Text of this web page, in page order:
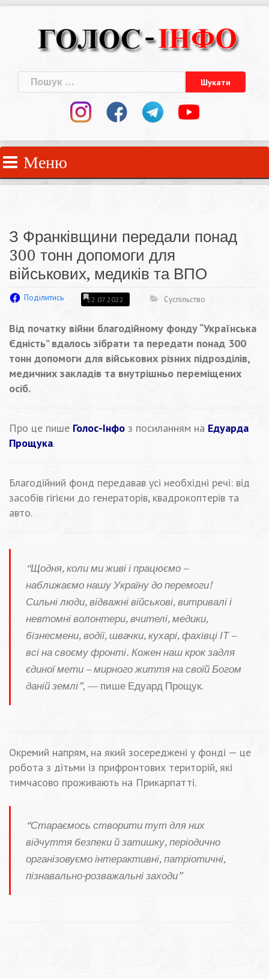
Пошук:
Меню
З Франківщини передали понад
300 тонн допомоги для
військових, медиків та ВПО
Поділитись 22.07.2022 Суспільство
Від початку війни благодійному фонду “Українська
Єдність”вдалось зібрати та передати понад 300
тонн допомоги для військових різних підрозділів,
медичних закладів та внутрішньо переміщених
осіб.
Про це пише Голос-Інфо з посиланням на Едуарда
Прощука.
Благодійний фонд передавав усі необхідні речі: від
засобів гігієни до генераторів, квадрокоптерів та
авто.
“Щодня, коли ми живі і працюємо –
наближаємо нашу Україну до перемоги!
Сильні люди, відважні військові, витривалі і
невтомні волонтери, вчителі, медики,
бізнесмени, водії, швачки, кухарі, фахівці ІТ –
всі на своєму фронті. Кожен наш крок задля
єдиної мети – мирного життя на своїй Богом
даній землі”, — пише Едуард Прощук.
Окремий напрям, на який зосереджені у фонді — це
робота з дітьми із прифронтових територій, які
тимчасово проживають на Прикарпатті.
“Стараємось створити тут для них
відчуття безпеки й затишку, періодично
організовуємо інтерактивні, патріотичні,
пізнавально-розважальні заходи”